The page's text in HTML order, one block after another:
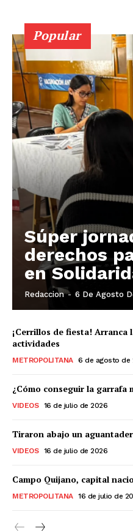
Popular
Súper
derechos
en
Redaccion - 6 De Agosto
¡Cerrillos de fiesta! Arranca
actividades
METROPOLITANA 6 de agosto de
¿Cómo conseguir la garrafa
VIDEOS 16 de julio de 2026
Tiraron abajo un
VIDEOS 16 de julio de 2026
Campo Quijano, capital
METROPOLITANA 16 de julio de